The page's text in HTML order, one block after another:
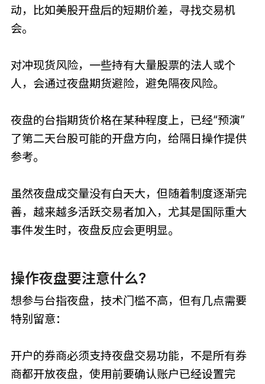
动，比如美股开盘后的短期价差，寻找交易机
会。
对冲现货风险，一些持有大量股票的法人或个
人，会通过夜盘期货避险，避免隔夜风险。
夜盘的台指期货价格在某种程度上，已经“预演”
了第二天台股可能的开盘方向，给隔日操作提供
参考。
虽然夜盘成交量没有白天大，但随着制度逐渐完
善，越来越多活跃交易者加入，尤其是国际重大
事件发生时，夜盘反应会更明显。
操作夜盘要注意什么?
想参与台指夜盘，技术门槛不高，但有几点需要
特别留意：
开户的券商必须支持夜盘交易功能，不是所有券
商都开放夜盘，使用前要确认账户已经设置完